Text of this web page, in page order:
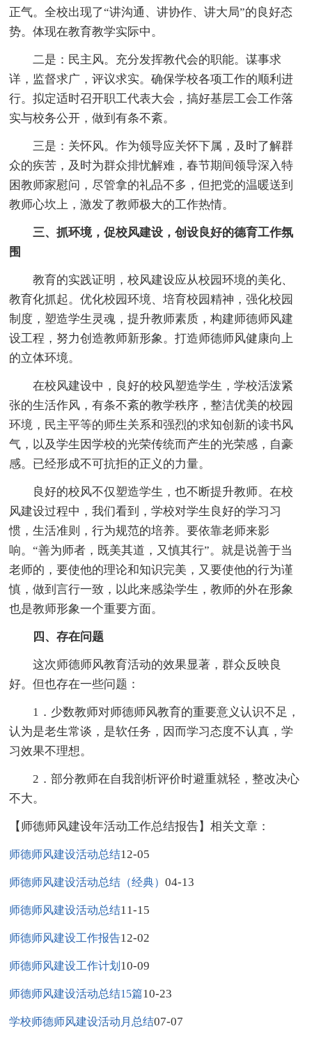
正气。全校出现了“讲沟通、讲协作、讲大局”的良好态
势。体现在教育教学实际中。
二是：民主风。充分发挥教代会的职能。谋事求
详，监督求广，评议求实。确保学校各项工作的顺利进
行。拟定适时召开职工代表大会，搞好基层工会工作落
实与校务公开，做到有条不紊。
三是：关怀风。作为领导应关怀下属，及时了解群
众的疾苦，及时为群众排忧解难，春节期间领导深入特
困教师家慰问，尽管拿的礼品不多，但把党的温暖送到
教师心坎上，激发了教师极大的工作热情。
三、抓环境，促校风建设，创设良好的德育工作氛
围
教育的实践证明，校风建设应从校园环境的美化、
教育化抓起。优化校园环境、培育校园精神，强化校园
制度，塑造学生灵魂，提升教师素质，构建师德师风建
设工程，努力创造教师新形象。打造师德师风健康向上
的立体环境。
在校风建设中，良好的校风塑造学生，学校活泼紧
张的生活作风，有条不紊的教学秩序，整洁优美的校园
环境，民主平等的师生关系和强烈的求知创新的读书风
气，以及学生因学校的光荣传统而产生的光荣感，自豪
感。已经形成不可抗拒的正义的力量。
良好的校风不仅塑造学生，也不断提升教师。在校
风建设过程中，我们看到，学校对学生良好的学习习
惯，生活准则，行为规范的培养。要依靠老师来影
响。“善为师者，既美其道，又慎其行”。就是说善于当
老师的，要使他的理论和知识完美，又要使他的行为谨
慎，做到言行一致，以此来感染学生，教师的外在形象
也是教师形象一个重要方面。
四、存在问题
这次师德师风教育活动的效果显著，群众反映良
好。但也存在一些问题：
1．少数教师对师德师风教育的重要意义认识不足，
认为是老生常谈，是软任务，因而学习态度不认真，学
习效果不理想。
2．部分教师在自我剖析评价时避重就轻，整改决心
不大。
【师德师风建设年活动工作总结报告】相关文章：
师德师风建设活动总结12-05
师德师风建设活动总结（经典）04-13
师德师风建设活动总结11-15
师德师风建设工作报告12-02
师德师风建设工作计划 10-09
师德师风建设活动总结15篇10-23
学校师德师风建设活动月总结07-07